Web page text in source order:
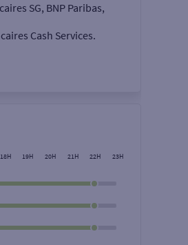
SG, BNP Paribas,
Cash Services.
18H 19H 20H 21H 22H 23H